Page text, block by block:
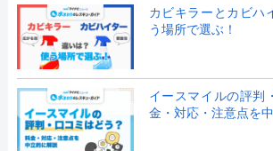
カビキラーとカビハ
う場所で選ぶ！
イースマイルの評判
金・対応・注意点を